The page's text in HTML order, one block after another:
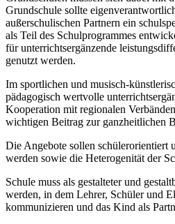
Grundschule sollte
außerschulischen Partnern ein
als Teil des Schulprogrammes
für unterrichtsergänzende
genutzt werden.
Im sportlichen und musisch-
pädagogisch wertvolle
Kooperation mit regionalen
wichtigen Beitrag zur ganzheitlichen
Die Angebote sollen schülerorientiert
werden sowie die Heterogenität der
Schule muss als gestalteter und
werden, in dem Lehrer, Schüler und
kommunizieren und das Kind als